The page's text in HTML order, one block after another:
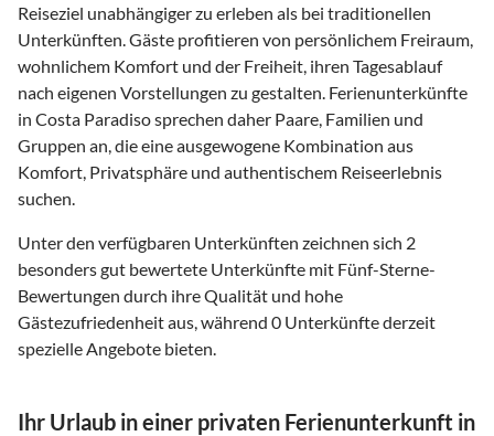
Reiseziel unabhängiger zu erleben als bei traditionellen
Unterkünften. Gäste profitieren von persönlichem Freiraum,
wohnlichem Komfort und der Freiheit, ihren Tagesablauf
nach eigenen Vorstellungen zu gestalten. Ferienunterkünfte
in Costa Paradiso sprechen daher Paare, Familien und
Gruppen an, die eine ausgewogene Kombination aus
Komfort, Privatsphäre und authentischem Reiseerlebnis
suchen.
Unter den verfügbaren Unterkünften zeichnen sich 2
besonders gut bewertete Unterkünfte mit Fünf-Sterne-
Bewertungen durch ihre Qualität und hohe
Gästezufriedenheit aus, während 0 Unterkünfte derzeit
spezielle Angebote bieten.
Ihr Urlaub in einer privaten Ferienunterkunft in